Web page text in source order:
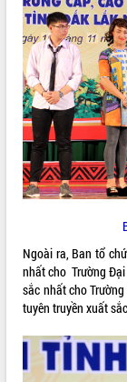
Lễ truy điệu và an
tại Nghĩa trang Liệt sĩ
Bàn giải pháp tháo gỡ
xuất khẩu sầu riêng và
định EUDR
Thứ trưởng Bộ Nông
trường Nguyễn Hoàng
vùng trồng và doanh
sầu riêng tại Đắk Lắk
Trình diễn nghệ thuật
Đắk Lắk công bố Quy
tiến đầu tư tỉnh
Ngành cá ngừ Đắk Lắk
ứng để giữ vững thị
Diễn đàn Kinh tế tư
Đề án 06 tạo bước
cải cách hành chính
Tất cả: 66102562
Ngoài ra, Ban tổ
nhất cho Trường
sắc nhất cho
tuyên truyền xuất